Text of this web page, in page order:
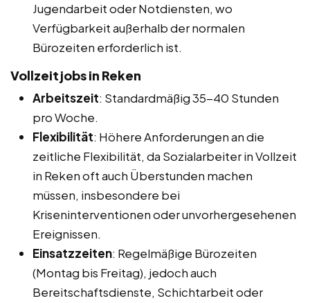
Jugendarbeit oder Notdiensten, wo
Verfügbarkeit außerhalb der normalen
Bürozeiten erforderlich ist.
Vollzeitjobs in Reken
Arbeitszeit: Standardmäßig 35-40 Stunden
pro Woche.
Flexibilität: Höhere Anforderungen an die
zeitliche Flexibilität, da Sozialarbeiter in Vollzeit
in Reken oft auch Überstunden machen
müssen, insbesondere bei
Kriseninterventionen oder unvorhergesehenen
Ereignissen.
Einsatzzeiten: Regelmäßige Bürozeiten
(Montag bis Freitag), jedoch auch
Bereitschaftsdienste, Schichtarbeit oder